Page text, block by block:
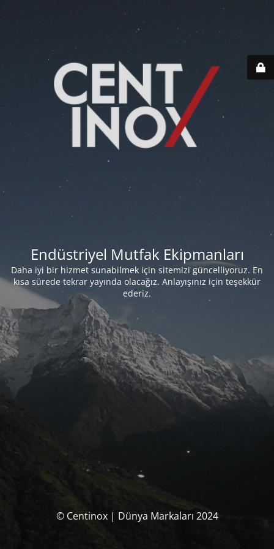
Endüstriyel Mutfak Ekipmanları
Daha iyi bir hizmet sunabilmek için sitemizi güncelliyoruz. En
kısa sürede tekrar yayında olacağız. Anlayışınız için teşekkür
ederiz.
© Centinox | Dünya Markaları 2024